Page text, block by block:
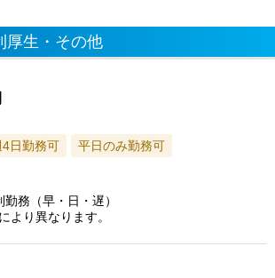
厚生・その他
4日勤務可 平日のみ勤務可
務（早・日・遅）
より異なります。